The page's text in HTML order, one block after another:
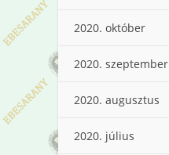
2020. október
2020. szeptember
2020. augusztus
2020. július